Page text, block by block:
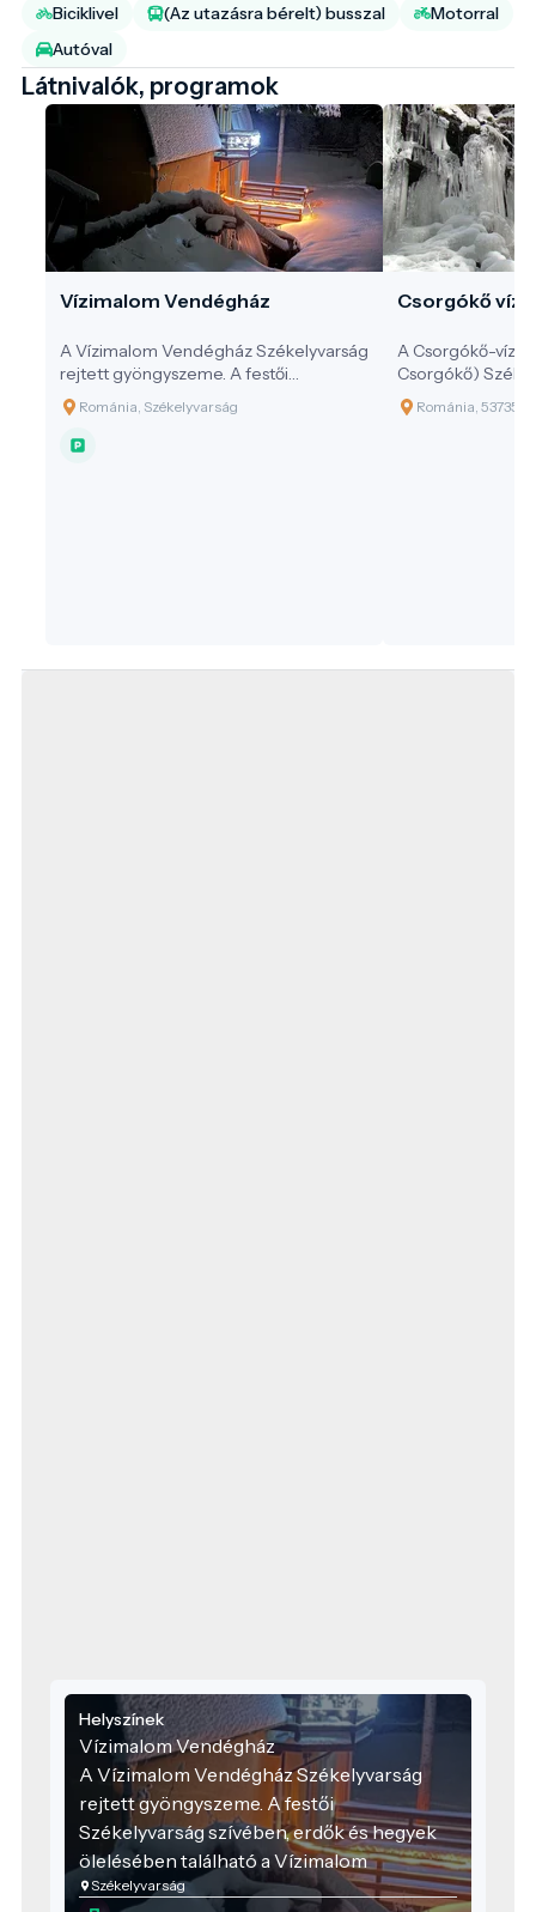
Biciklivel
(Az utazásra bérelt) busszal
Motorral
Autóval
Látnivalók, programok
Vízimalom Vendégház
A Vízimalom Vendégház Székelyvarság
rejtett gyöngyszeme. A festői
Székelyvarság szívében, erdők és
hegyek ölelésében található a
Vízimalom Vendégház, ahol a
Románia, Székelyvarság
Csorgókő
A Csorgókő-
Csorgókő)
legismertebb
Görgényi-
Románia, 537350
Helyszínek
Vízimalom Vendégház
A Vízimalom Vendégház Székelyvarság
rejtett gyöngyszeme. A festői
Székelyvarság szívében, erdők és hegyek
ölelésében található a Vízimalom
Vendégház, ahol a természet közelsége és
Székelyvarság